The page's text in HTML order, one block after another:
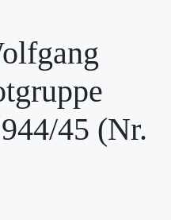
45 (Nr.